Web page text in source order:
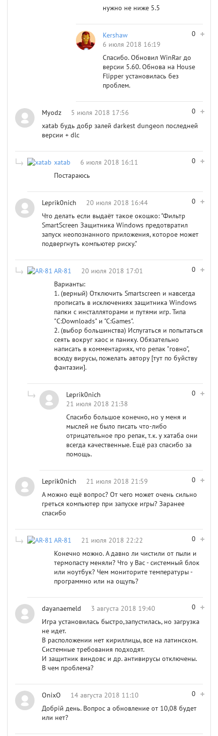
нужно не ниже 5.5
0
Kershaw
6 июля 2018 16:19
Спасибо. Обновил WinRar до
версии 5.60. Обнова на House
Flipper установилась без
проблем.
0
Myodz
5 июля 2018 17:56
xatab будь добр залей darkest dungeon последней
версии + dlc
0
xatab
6 июля 2018 16:11
Постараюсь
0
Leprik0nich
20 июля 2018 16:44
Что делать если выдаёт такое окошко: "Фильтр
SmartScreen Защитника Windows предотвратил
запуск неопознанного приложения, которое может
подвергнуть компьютер риску."
0
AR-81
20 июля 2018 17:01
Варианты:
1. (верный) Отключить Smartscreen и навсегда
прописать в исключениях защитника Windows
папки с инсталляторами и путями игр. Типа
"C:Downloads" и "С:Games".
2. (выбор большинства) Испугаться и попытаться
сеять вокруг хаос и панику. Обязательно
написать в комментариях, что репак "говно",
всюду вирусы, пожелать автору [тут по буйству
фантазии].
0
Leprik0nich
21 июля 2018 21:38
Спасибо большое конечно, но у меня и
мыслей не было писать что-либо
отрицательное про репак, т.к. у хатаба они
всегда качественные. Ещё раз спасибо за
помощь.
0
Leprik0nich
21 июля 2018 21:59
А можно ещё вопрос? От чего может очень сильно
греться компьютер при запуске игры? Заранее
спасибо
0
AR-81
21 июля 2018 22:22
Конечно можно. А давно ли чистили от пыли и
термопасту меняли? Что у Вас - системный блок
или ноутбук? Чем мониторите температуры -
программно или на ощупь?
0
dayanaemeld
3 августа 2018 19:40
Игра установилась быстро,запустилась, но загрузка
не идет.
В расположении нет кириллицы, все на латинском.
Системные требования подходят.
И защитник виндовс и др. антивирусы отключены.
В чем проблема?
0
OnixO
14 августа 2018 11:10
Добрій день. Вопрос а обновление от 10,08 будет
или нет?